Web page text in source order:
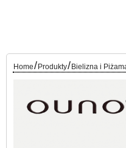
Home/ Produkty/ Bielizna i